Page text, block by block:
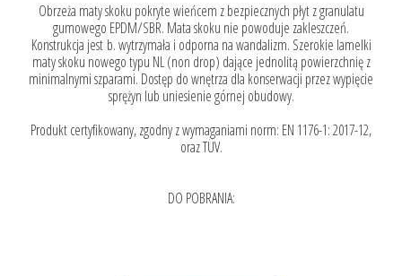
Obrzeża maty skoku pokryte wieńcem z bezpiecznych płyt z granulatu
gumowego EPDM/SBR. Mata skoku nie powoduje zakleszczeń.
Konstrukcja jest b. wytrzymała i odporna na wandalizm. Szerokie lamelki
maty skoku nowego typu NL (non drop) dające jednolitą powierzchnię z
minimalnymi szparami. Dostęp do wnętrza dla konserwacji przez wypięcie
sprężyn lub uniesienie górnej obudowy.
Produkt certyfikowany, zgodny z wymaganiami norm: EN 1176-1: 2017-12,
oraz TÜV.
DO POBRANIA: